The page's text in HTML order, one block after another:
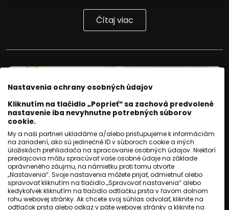
Čítaj viac
SLOVENSKO
Nastavenia ochrany osobných údajov
Kliknutím na tlačidlo „Poprieť“ sa zachová predvolené
nastavenie iba nevyhnutne potrebných súborov
cookie.
My a naši partneri ukladáme a/alebo pristupujeme k informáciám
na zariadení, ako sú jedinečné ID v súboroch cookie a iných
úložiskách prehliadača na spracovanie osobných údajov. Niektorí
predajcovia môžu spracúvať vaše osobné údaje na základe
oprávneného záujmu, na námietku proti tomu otvorte
„Nastavenia“. Svoje nastavenia môžete prijať, odmietnuť alebo
spravovať kliknutím na tlačidlo „Spravovať nastavenia“ alebo
kedykoľvek kliknutím na tlačidlo odtlačku prsta v ľavom dolnom
rohu webovej stránky. Ak chcete svoj súhlas odvolať, kliknite na
odtlačok prsta alebo odkaz v päte webovej stránky a kliknite na